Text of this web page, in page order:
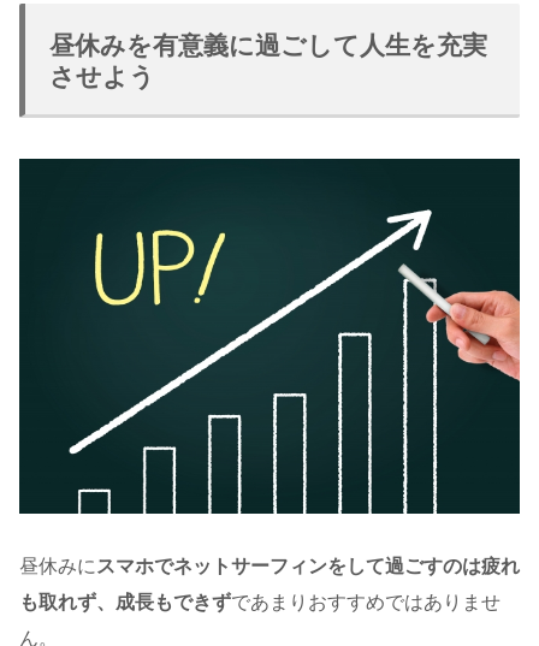
昼休みを有意義に過ごして人生を充実
させよう
昼休みに スマホでネットサーフィンをして過ごすのは疲れ
も取れず、成長もできずであまりおすすめではありませ
ん。